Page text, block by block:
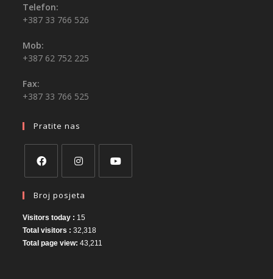
Telefon:
+387 33 766 526
Mob:
+387 62 752 225
Fax:
+387 33 766 525
Pratite nas
Broj posjeta
Visitors today : 15
Total visitors :32,318
Total page view:43,211